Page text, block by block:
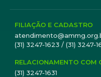
FILIAÇÃO E CADASTRO
(31) 3247-1623 / (31)
RELACIONAMENTO COM
(31) 3247-1631